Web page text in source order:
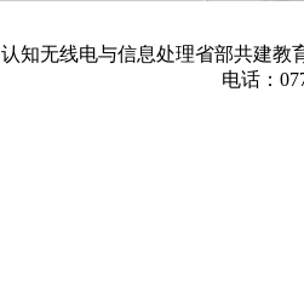
认知无线电与信息处理省部共建教
电话：